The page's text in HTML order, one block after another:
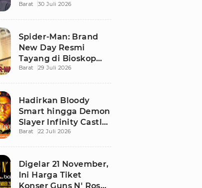
T'Challa di Black
Barat 30 Juli 2026
Spider-Man: Brand
New Day Resmi
Tayang di Bioskop
Indonesia, Ini
Barat 29 Juli 2026
Hadirkan Bloody
Smart hingga Demon
Slayer Infinity Castle,
Ini Daftar Tontonan
Barat 22 Juli 2026
Digelar 21 November,
Ini Harga Tiket
Konser Guns N' Roses